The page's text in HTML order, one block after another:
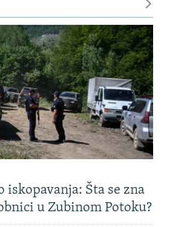
iskopavanja: Šta se zna
u Zubinom Potoku?